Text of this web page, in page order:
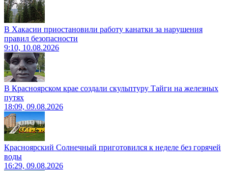
В Хакасии приостановили работу канатки за нарушения
правил безопасности
9:10, 10.08.2026
В Красноярском крае создали скульптуру Тайги на железных
путях
18:09, 09.08.2026
Красноярский Солнечный приготовился к неделе без горячей
воды
16:29, 09.08.2026